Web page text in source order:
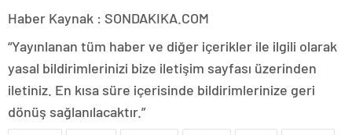
Haber Kaynak : SONDAKIKA.COM
“Yayınlanan tüm haber ve diğer içerikler ile ilgili olarak
yasal bildirimlerinizi bize iletişim sayfası üzerinden
iletiniz. En kısa süre içerisinde bildirimlerinize geri
dönüş sağlanılacaktır.”